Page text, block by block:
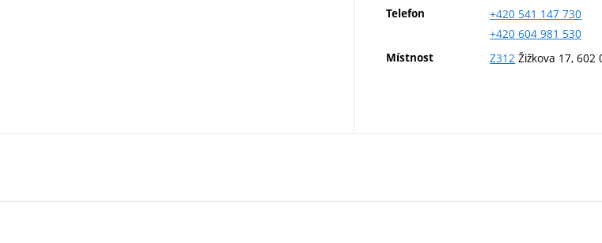
Telefon +420 541 147 730
+420 604 981 530
Místnost Z312 Žižkova 17, 602